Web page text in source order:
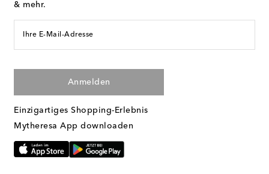
& mehr.
Ihre E-Mail-Adresse
Anmelden
Einzigartiges Shopping-Erlebnis
Mytheresa App downloaden